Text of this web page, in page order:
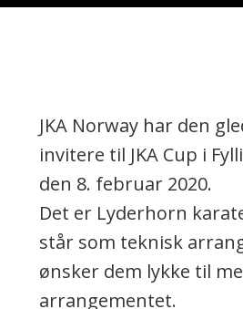
JKA Norway har den
invitere til JKA Cup i
den 8. februar 2020.
Det er Lyderhorn
står som teknisk
ønsker dem lykke til
arrangementet.